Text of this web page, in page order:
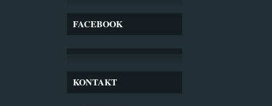
FACEBOOK
KONTAKT